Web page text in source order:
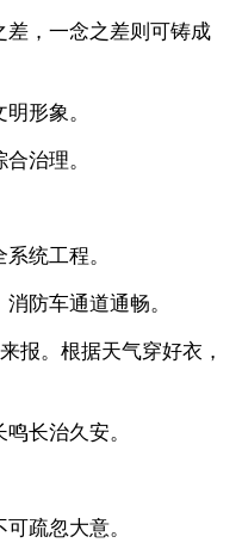
差，一念之差则可铸成
形象。
治理。
统工程。
防车通道通畅。
报。根据天气穿好衣，
长治久安。
疏忽大意。